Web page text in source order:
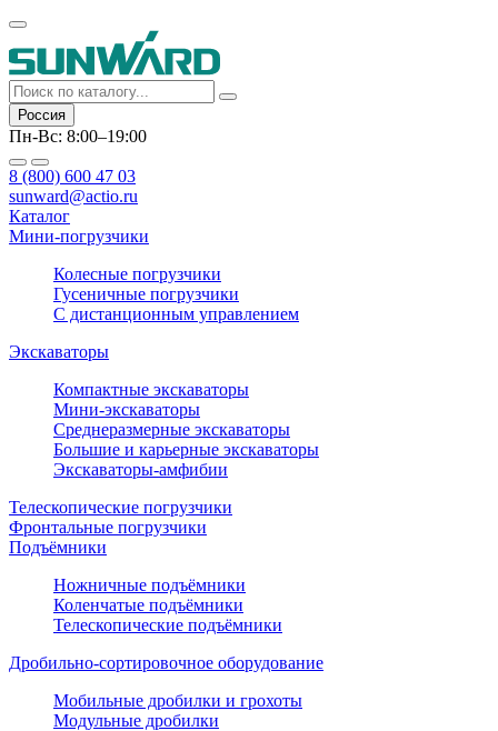
Россия
Пн-Вс: 8:00–19:00
8 (800) 600 47 03
sunward@actio.ru
Каталог
Мини-погрузчики
Колесные погрузчики
Гусеничные погрузчики
С дистанционным управлением
Экскаваторы
Компактные экскаваторы
Мини-экскаваторы
Среднеразмерные экскаваторы
Большие и карьерные экскаваторы
Экскаваторы-амфибии
Телескопические погрузчики
Фронтальные погрузчики
Подъёмники
Ножничные подъёмники
Коленчатые подъёмники
Телескопические подъёмники
Дробильно-сортировочное оборудование
Мобильные дробилки и грохоты
Модульные дробилки